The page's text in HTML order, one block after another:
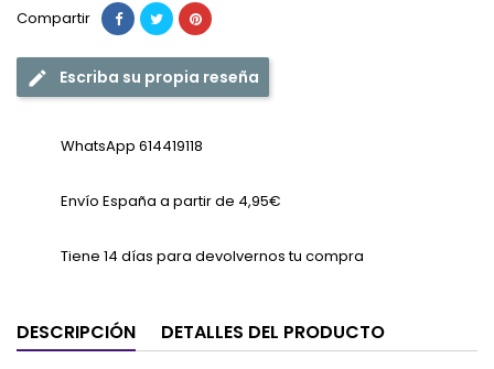
Compartir
Escriba su propia reseña
WhatsApp 614419118
Envío España a partir de 4,95€
Tiene 14 días para devolvernos tu compra
DESCRIPCIÓN DETALLES DEL PRODUCTO